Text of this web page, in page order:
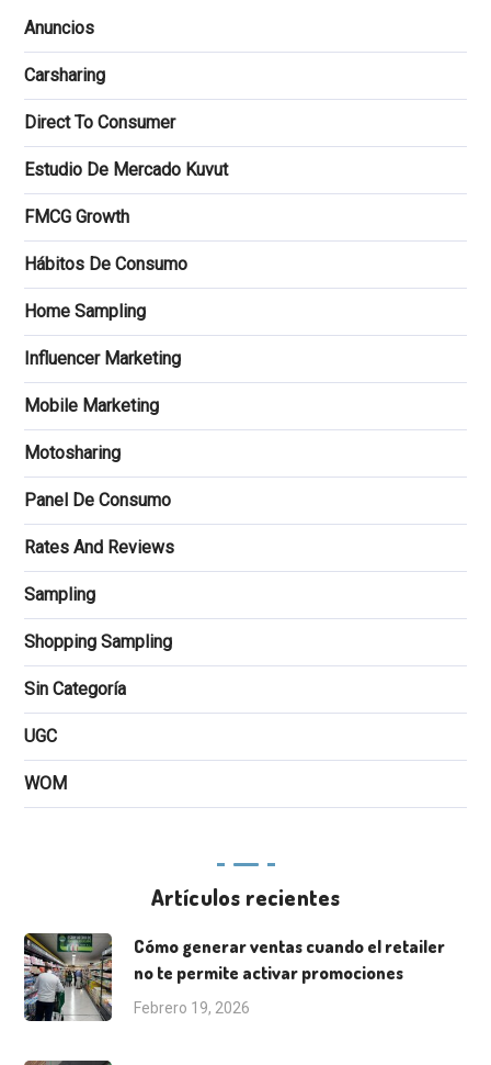
Anuncios
Carsharing
Direct To Consumer
Estudio De Mercado Kuvut
FMCG Growth
Hábitos De Consumo
Home Sampling
Influencer Marketing
Mobile Marketing
Motosharing
Panel De Consumo
Rates And Reviews
Sampling
Shopping Sampling
Sin Categoría
UGC
WOM
Artículos recientes
Cómo generar ventas cuando el retailer
no te permite activar promociones
Febrero 19, 2026